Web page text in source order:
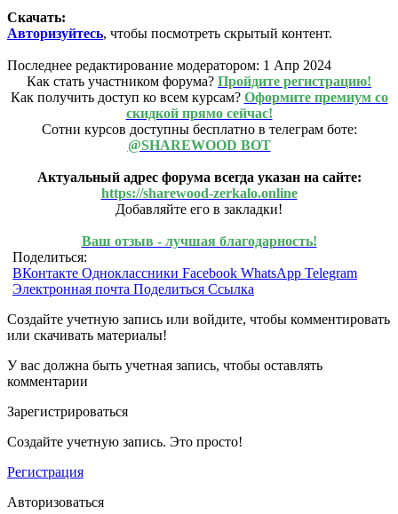
Скачать:
Авторизуйтесь, чтобы посмотреть скрытый контент.
Последнее редактирование модератором: 1 Апр 2024
Как стать участником форума? Пройдите регистрацию!
Как получить доступ ко всем курсам? Оформите премиум со
скидкой прямо сейчас!
Сотни курсов доступны бесплатно в телеграм боте:
@SHAREWOOD BOT
Актуальный адрес форума всегда указан на сайте:
https://sharewood-zerkalo.online
Добавляйте его в закладки!
Ваш отзыв - лучшая благодарность!
Поделиться:
ВКонтакте Одноклассники Facebook WhatsApp Telegram
Электронная почта Поделиться Ссылка
Создайте учетную запись или войдите, чтобы комментировать
или скачивать материалы!
У вас должна быть учетная запись, чтобы оставлять
комментарии
Зарегистрироваться
Создайте учетную запись. Это просто!
Регистрация
Авторизоваться